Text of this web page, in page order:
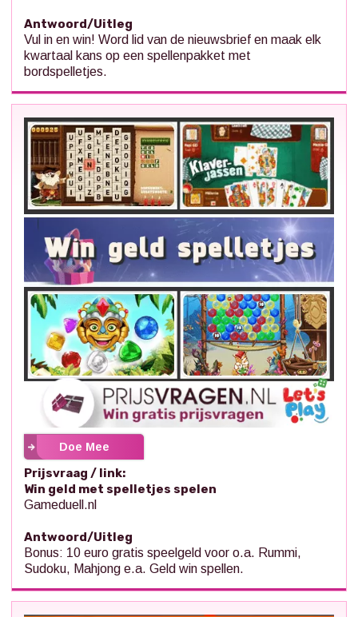
Antwoord/Uitleg
Vul in en win! Word lid van de nieuwsbrief en maak elk
kwartaal kans op een spellenpakket met
bordspelletjes.
Doe Mee
Prijsvraag / link:
Win geld met spelletjes spelen
Gameduell.nl
Antwoord/Uitleg
Bonus: 10 euro gratis speelgeld voor o.a. Rummi,
Sudoku, Mahjong e.a. Geld win spellen.